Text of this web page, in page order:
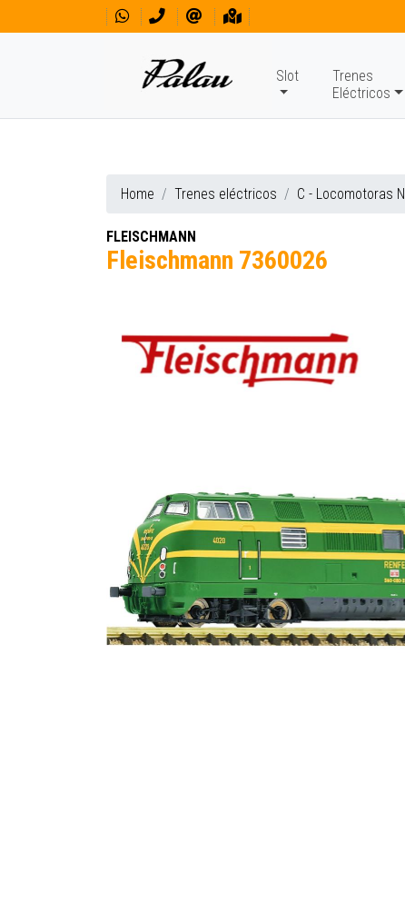
Slot
Trenes
Eléctricos
Home Trenes eléctricos C - Locomotoras N
FLEISCHMANN
Fleischmann 7360026